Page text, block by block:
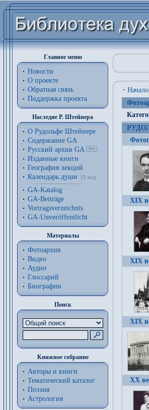
Главное меню
Новости
О проекте
Обратная связь
Поддержка проекта
Наследие Р. Штейнера
О Рудольфе Штейнере
Содержание GA
Русский архив GA
Изданные книги
География лекций
Календарь души
18 нед.
GA-Katalog
GA-Beiträge
Vortragsverzeichnis
GA-Unveröffentlicht
Материалы
Фотоархив
Видео
Аудио
Глоссарий
Биографии
Поиск
Книжное собрание
Авторы и книги
Тематический каталог
Поэзия
Астрология
· Начало
XIX
XIX
XIX
XX